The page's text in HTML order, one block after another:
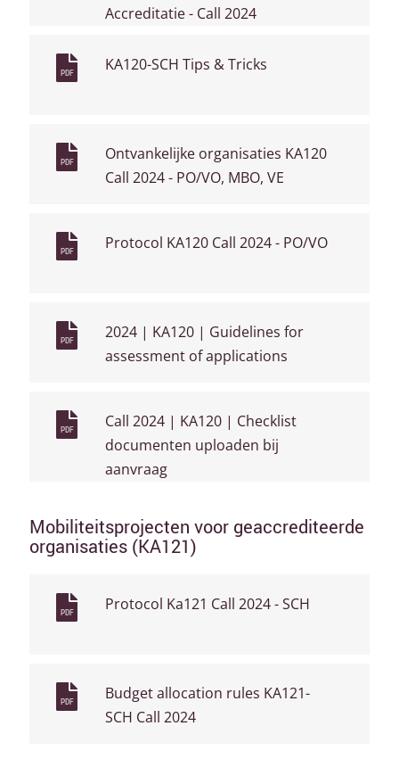
Accreditatie - Call 2024
PDF KA120-SCH Tips & Tricks
PDF
Ontvankelijke organisaties KA120
Call 2024 - PO/VO, MBO, VE
PDF Protocol KA120 Call 2024 - PO/VO
PDF
2024 | KA120 | Guidelines for
assessment of applications
PDF
Call 2024 | KA120 | Checklist
documenten uploaden bij
aanvraag
Mobiliteitsprojecten voor geaccrediteerde
organisaties (KA121)
PDF Protocol Ka121 Call 2024 - SCH
PDF
Budget allocation rules KA121-
SCH Call 2024